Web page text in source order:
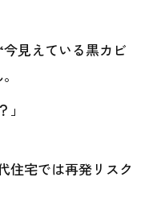
見えている黒カビ
住宅では再発リスク